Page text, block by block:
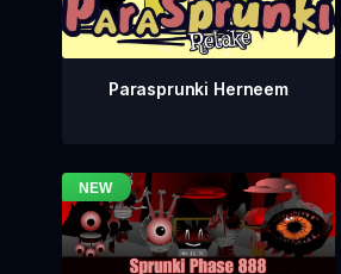
Parasprunki Herneem